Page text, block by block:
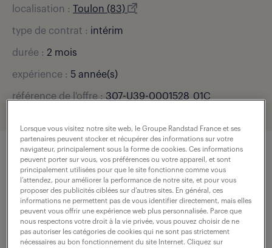
localisation : Toulon (83)
type de contrat : intérim
durée : 2 mois
expérience : 5 année(s)
référence de l'offre : 307-U39-0001528_01C
description du poste
Vous analysez et confirmez les preuves
d'obsolescences.
Lorsque vous visitez notre site web, le Groupe Randstad France et ses
partenaires peuvent stocker et récupérer des informations sur votre
navigateur, principalement sous la forme de cookies. Ces informations
peuvent porter sur vous, vos préférences ou votre appareil, et sont
principalement utilisées pour que le site fonctionne comme vous
l’attendez, pour améliorer la performance de notre site, et pour vous
proposer des publicités ciblées sur d’autres sites. En général, ces
informations ne permettent pas de vous identifier directement, mais elles
peuvent vous offrir une expérience web plus personnalisée. Parce que
nous respectons votre droit à la vie privée, vous pouvez choisir de ne
pas autoriser les catégories de cookies qui ne sont pas strictement
nécessaires au bon fonctionnement du site Internet. Cliquez sur